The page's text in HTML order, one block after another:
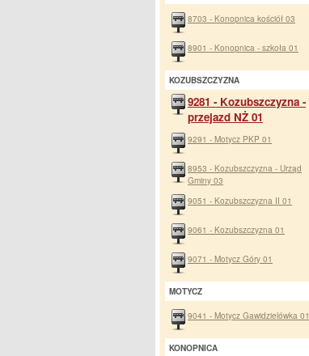
8703 - Konopnica kościół 03
8901 - Konopnica - szkoła 01
KOZUBSZCZYZNA
9281 - Kozubszczyzna -
przejazd NŻ 01
9291 - Motycz PKP 01
8953 - Kozubszczyzna - Urząd
Gminy 03
9051 - Kozubszczyzna II 01
9061 - Kozubszczyzna 01
9071 - Motycz Góry 01
MOTYCZ
9041 - Motycz Gawidzielówka 01
KONOPNICA